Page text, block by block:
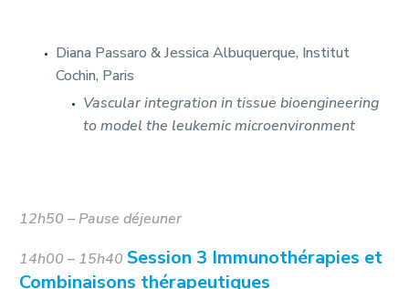
Diana Passaro & Jessica Albuquerque, Institut
Cochin, Paris
Vascular integration in tissue bioengineering
to model the leukemic microenvironment
12h50 – Pause déjeuner
14h00 – 15h40 Session 3 Immunothérapies et
Combinaisons thérapeutiques